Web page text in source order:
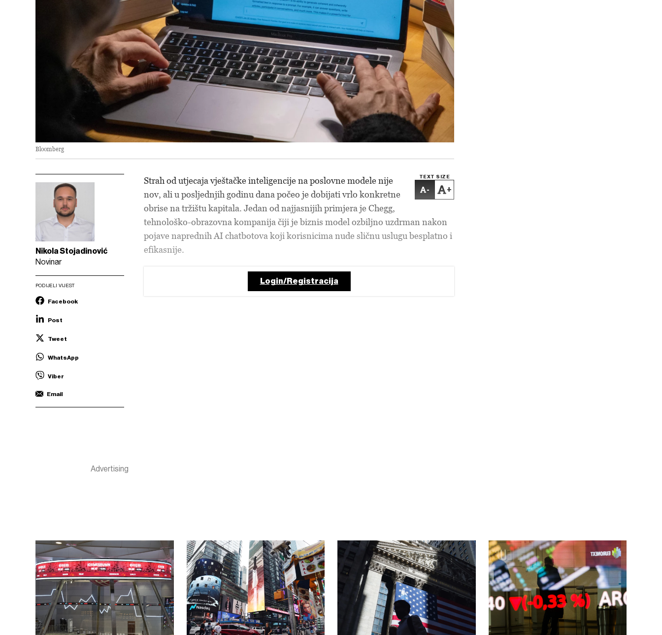
Bloomberg
Nikola Stojadinović
Novinar
PODIJELI VIJEST
Facebook
Post
Tweet
WhatsApp
Viber
Email
TEXT SIZE
- +
Strah od utjecaja vještačke inteligencije na poslovne modele nije
nov, ali u posljednjih godinu dana počeo je dobijati vrlo konkretne
obrise na tržištu kapitala. Jedan od najjasnijih primjera je Chegg,
tehnološko-obrazovna kompanija čiji je biznis model ozbiljno uzdrman nakon
pojave naprednih AI chatbotova koji korisnicima nude sličnu uslugu besplatno i
efikasnije.
Login/Registracija